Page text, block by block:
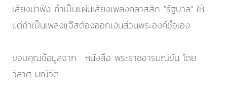
เสียงมาฟัง ถ้าเป็นแผ่นเสียงเพลงคลาสสิก "รัฐบาล" ให้
แต่ถ้าเป็นเพลงแจ๊สต้องออกเงินส่วนพระองค์ซื้อเอง
ขอบคุณข้อมูลจาก : หนังสือ พระราชอารมณ์ขัน โดย
วิลาศ มณีวัต